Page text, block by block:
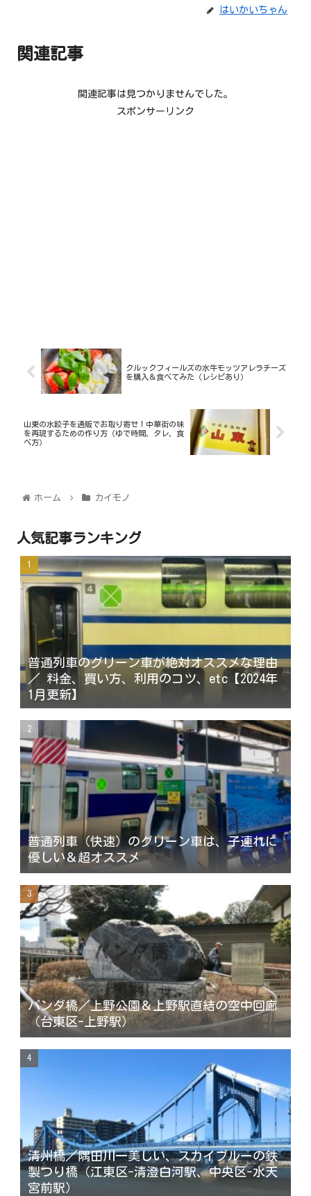
はいかいちゃん
関連記事
関連記事は見つかりませんでした。
スポンサーリンク
クルックフィールズの水牛モッツアレラチーズ
を購入＆食べてみた（レシピあり）
山東の水餃子を通販でお取り寄せ！中華街の味
を再現するための作り方（ゆで時間、タレ、食
べ方）
ホーム カイモノ
人気記事ランキング
普通列車のグリーン車が絶対オススメな理由
／ 料金、買い方、利用のコツ、etc【2024年
1月更新】
普通列車（快速）のグリーン車は、子連れに
優しい＆超オススメ
パンダ橋／上野公園＆上野駅直結の空中回廊
（台東区-上野駅）
清州橋／隅田川一美しい、スカイブルーの鉄
製つり橋（江東区-清澄白河駅、中央区-水天
宮前駅）